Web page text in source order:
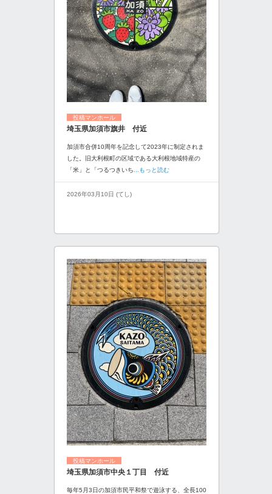
投稿マンホール
埼玉県加須市旗井 付近
加須市合併10周年を記念して2023年に制定されま
した。旧大利根町の区域である大利根地域特産の
「米」と「つるつきいち ...もっと読む
2026年03月10日 (てし)
投稿マンホール
埼玉県加須市中央１丁目 付近
毎年5月3日の加須市民平和祭で遊泳する、全長100